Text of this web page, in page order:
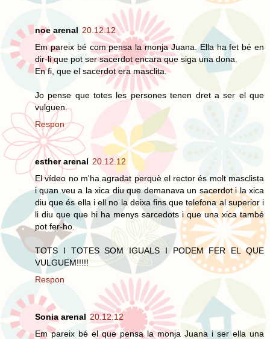
noe arenal 20.12.12
Em pareix bé com pensa la monja Juana. Ella ha fet bé en
dir-li que pot ser sacerdot encara que siga una dona.
En fi, que el sacerdot era masclita.
Jo pense que totes les persones tenen dret a ser el que
vulguen.
Respon
esther arenal 20.12.12
El vídeo no m'ha agradat perquè el rector és molt masclista
i quan veu a la xica diu que demanava un sacerdot i la xica
diu que és ella i ell no la deixa fins que telefona al superior i
li diu que que hi ha menys sarcedots i que una xica també
pot fer-ho.
TOTS I TOTES SOM IGUALS I PODEM FER EL QUE
VULGUEM!!!!!
Respon
Sonia arenal 20.12.12
Em pareix bé el que pensa la monja Juana i ser ella una